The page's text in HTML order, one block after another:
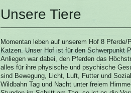
Unsere Tiere
Momentan leben auf unserem Hof 8
Katzen. Unser Hof ist für den Schwerpunkt
Anliegen war dabei, den Pferden das
alles für ihre physische und psychische
sind Bewegung, Licht, Luft, Futter und
Wildbahn Tag und Nacht unter freiem